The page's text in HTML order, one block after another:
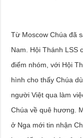
Từ Moscow Chúa đã
Nam. Hội Thánh LSS
điểm nhóm, với Hội
hình cho thấy Chúa
người Việt qua làm
Chúa về quê hương.
ở Nga mới tin nhận